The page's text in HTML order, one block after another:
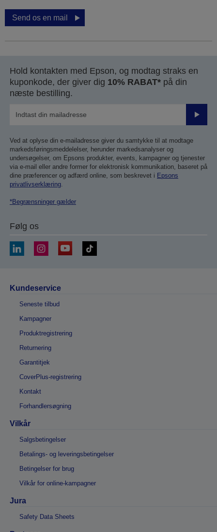
Send os en mail
Hold kontakten med Epson, og modtag straks en
kuponkode, der giver dig 10% RABAT* på din
næste bestilling.
Send
Ved at oplyse din e-mailadresse giver du samtykke til at modtage
markedsføringsmeddelelser, herunder markedsanalyser og
undersøgelser, om Epsons produkter, events, kampagner og tjenester
via e-mail eller andre former for elektronisk kommunikation, baseret på
dine præferencer og adfærd online, som beskrevet i Epsons
privatlivserklæring.
*Begrænsninger gælder
Følg os
Kundeservice
Seneste tilbud
Kampagner
Produktregistrering
Returnering
Garantitjek
CoverPlus-registrering
Kontakt
Forhandlersøgning
Vilkår
Salgsbetingelser
Betalings- og leveringsbetingelser
Betingelser for brug
Vilkår for online-kampagner
Jura
Safety Data Sheets